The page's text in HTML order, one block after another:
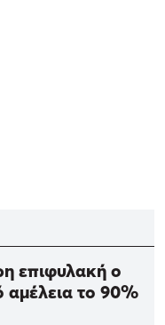
επιφυλακή ο
αμέλεια το 90%